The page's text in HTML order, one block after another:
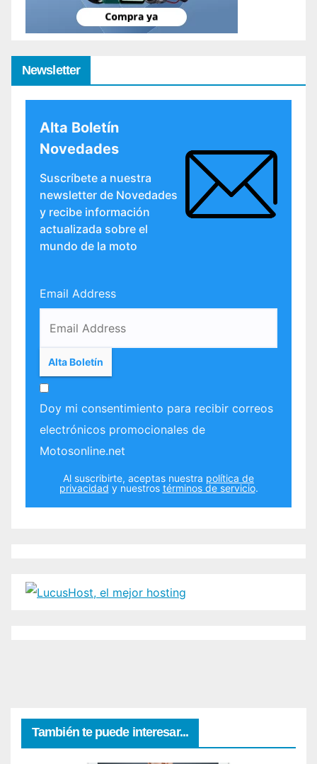
Newsletter
Alta Boletín
Novedades
Suscríbete a nuestra
newsletter de Novedades
y recibe información
actualizada sobre el
mundo de la moto
Email Address
Doy mi consentimiento para recibir correos
electrónicos promocionales de
Motosonline.net
Al suscribirte, aceptas nuestra política de
privacidad y nuestros términos de servicio.
También te puede interesar...